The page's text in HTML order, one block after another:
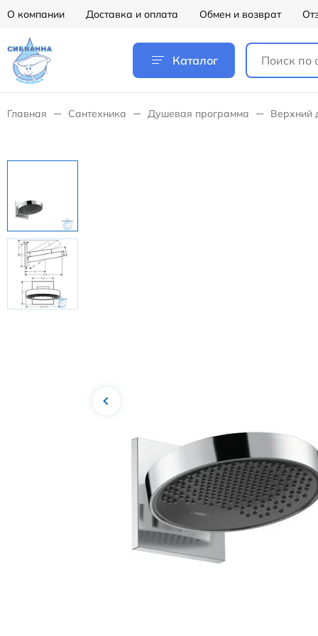
О компании Доставка и оплата Обмен и возврат
Каталог
Главная Сантехника Душевая программа Верхний